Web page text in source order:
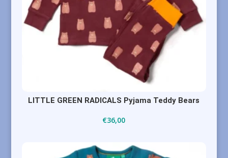
LITTLE GREEN RADICALS Pyjama Teddy Bears
€36,00